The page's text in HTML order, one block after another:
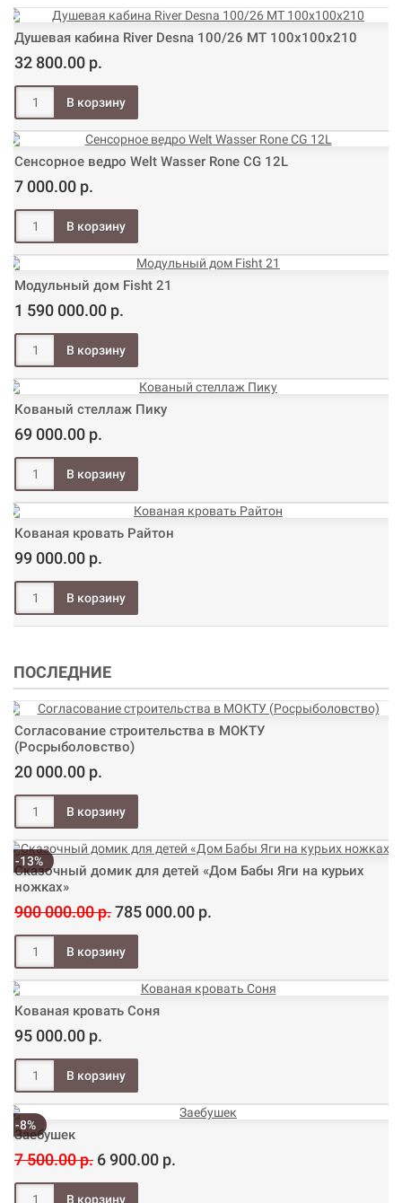
Душевая кабина River Desna 100/26 МТ 100х100х210
32 800.00 р.
Сенсорное ведро Welt Wasser Rone CG 12L
7 000.00 р.
Модульный дом Fisht 21
1 590 000.00 р.
Кованый стеллаж Пику
69 000.00 р.
Кованая кровать Райтон
99 000.00 р.
ПОСЛЕДНИЕ
Согласование строительства в МОКТУ
(Росрыболовство)
20 000.00 р.
-13%
Сказочный домик для детей «Дом Бабы Яги на курьих
ножках»
900 000.00 р.785 000.00 р.
Кованая кровать Соня
95 000.00 р.
-8%
Заебушек
7 500.00 р. 6 900.00 р.